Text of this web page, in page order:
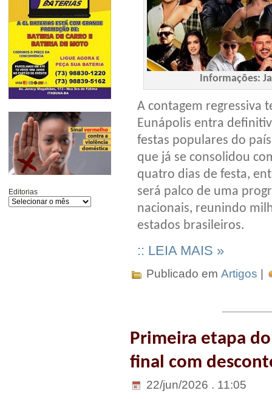
Editorias
Informações:
A contagem regressiva
Eunápolis entra
festas populares do
que já se consolidou
quatro dias de festa,
será palco de uma
nacionais, reunindo
estados brasileiros.
:: LEIA MAIS »
Publicado em Artigos
Primeira etapa
final com
22/jun/2026 . 11:05